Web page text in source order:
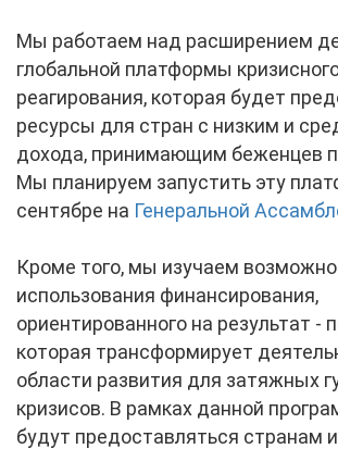
Мы работаем над расширением
глобальной платформы
реагирования, которая будет
ресурсы для стран с низким и
дохода, принимающим беженцев
Мы планируем запустить эту
сентябре на Генеральной
Кроме того, мы изучаем
использования финансирования,
ориентированного на результат ‑
которая трансформирует
области развития для затяжных
кризисов. В рамках данной
будут предоставляться странам и